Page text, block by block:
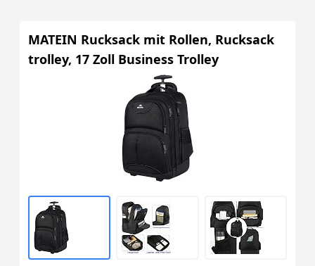
MATEIN Rucksack mit Rollen, Rucksack
trolley, 17 Zoll Business Trolley